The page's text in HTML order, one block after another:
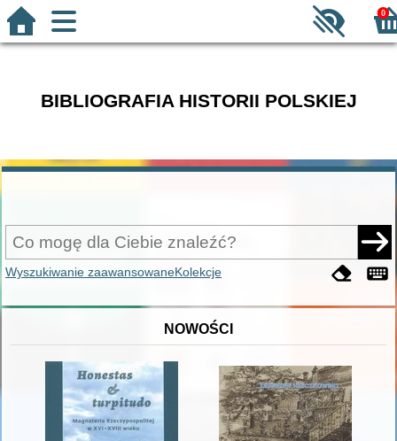
0
BIBLIOGRAFIA HISTORII POLSKIEJ
Wyszukiwanie zaawansowaneKolekcje
NOWOŚCI